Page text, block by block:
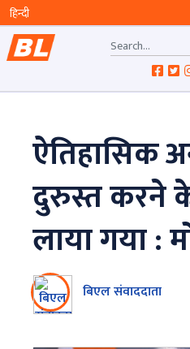
ऐतिहासिक
दुरुस्त करने
लाया गया :
बिएल संवाददाता